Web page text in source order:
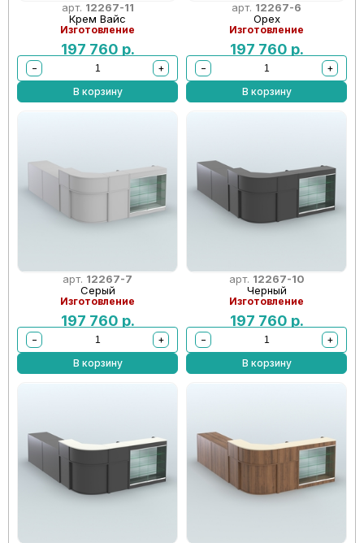
арт. 12267-11
Крем Вайс
Изготовление
197 760 р.
−
+
В корзину
арт. 12267-6
Орех
Изготовление
197 760 р.
−
+
В корзину
арт. 12267-7
Серый
Изготовление
197 760 р.
−
+
В корзину
арт. 12267-10
Черный
Изготовление
197 760 р.
−
+
В корзину